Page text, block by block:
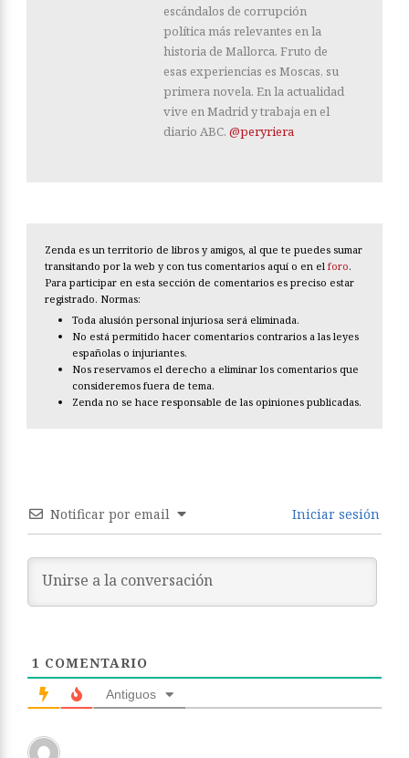
escándalos de corrupción
política más relevantes en la
historia de Mallorca. Fruto de
esas experiencias es Moscas, su
primera novela. En la actualidad
vive en Madrid y trabaja en el
diario ABC. @peryriera
Zenda es un territorio de libros y amigos, al que te puedes sumar
transitando por la web y con tus comentarios aquí o en el foro.
Para participar en esta sección de comentarios es preciso estar
registrado. Normas:
Toda alusión personal injuriosa será eliminada.
No está permitido hacer comentarios contrarios a las leyes
españolas o injuriantes.
Nos reservamos el derecho a eliminar los comentarios que
consideremos fuera de tema.
Zenda no se hace responsable de las opiniones publicadas.
Notificar por email Iniciar sesión
1 COMENTARIO
Antiguos